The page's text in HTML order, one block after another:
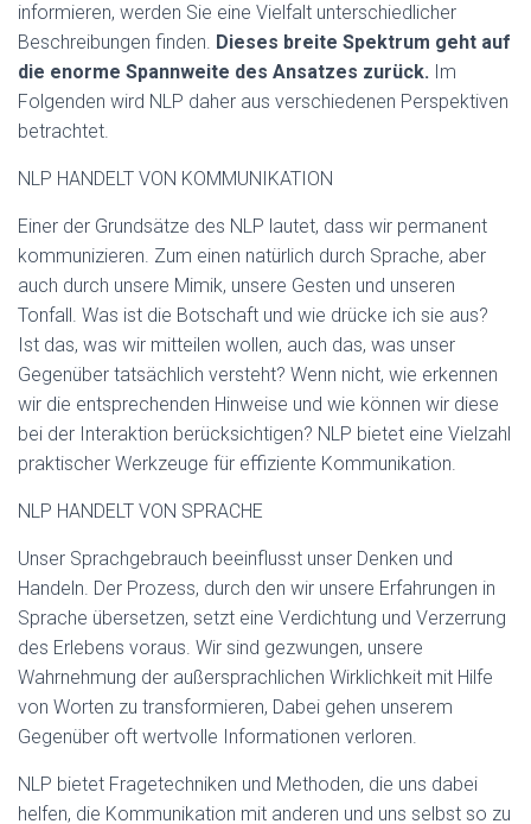
N
informieren, werden Sie eine Vielfalt unterschiedlicher
Beschreibungen finden. Dieses breite Spektrum geht auf
die enorme Spannweite des Ansatzes zurück. Im
Folgenden wird NLP daher aus verschiedenen Perspektiven
betrachtet.
NLP HANDELT VON KOMMUNIKATION
Einer der Grundsätze des NLP lautet, dass wir permanent
kommunizieren. Zum einen natürlich durch Sprache, aber
auch durch unsere Mimik, unsere Gesten und unseren
Tonfall. Was ist die Botschaft und wie drücke ich sie aus?
Ist das, was wir mitteilen wollen, auch das, was unser
Gegenüber tatsächlich versteht? Wenn nicht, wie erkennen
wir die entsprechenden Hinweise und wie können wir diese
bei der Interaktion berücksichtigen? NLP bietet eine Vielzahl
praktischer Werkzeuge für effiziente Kommunikation.
NLP HANDELT VON SPRACHE
Unser Sprachgebrauch beeinflusst unser Denken und
Handeln. Der Prozess, durch den wir unsere Erfahrungen in
Sprache übersetzen, setzt eine Verdichtung und Verzerrung
des Erlebens voraus. Wir sind gezwungen, unsere
Wahrnehmung der außersprachlichen Wirklichkeit mit Hilfe
von Worten zu transformieren, Dabei gehen unserem
Gegenüber oft wertvolle Informationen verloren.
NLP bietet Fragetechniken und Methoden, die uns dabei
helfen, die Kommunikation mit anderen und uns selbst so zu